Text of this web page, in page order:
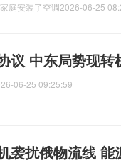
庭安装了空调2026-06-25
议 中东局势现转
06-25 09:25:59
袭扰俄物流线 能